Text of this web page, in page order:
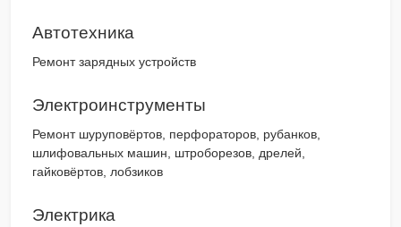
Автотехника
Ремонт зарядных устройств
Электроинструменты
Ремонт шуруповёртов, перфораторов, рубанков,
шлифовальных машин, штроборезов, дрелей,
гайковёртов, лобзиков
Электрика